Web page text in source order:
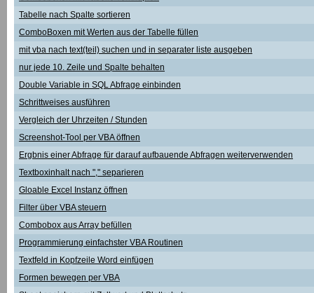
Tabelle nach Spalte sortieren
ComboBoxen mit Werten aus der Tabelle füllen
mit vba nach text(teil) suchen und in separater liste ausgeben
nur jede 10. Zeile und Spalte behalten
Double Variable in SQL Abfrage einbinden
Schrittweises ausführen
Vergleich der Uhrzeiten / Stunden
Screenshot-Tool per VBA öffnen
Ergbnis einer Abfrage für darauf aufbauende Abfragen weiterverwenden
Textboxinhalt nach "," separieren
Gloable Excel Instanz öffnen
Filter über VBA steuern
Combobox aus Array befüllen
Programmierung einfachster VBA Routinen
Textfeld in Kopfzeile Word einfügen
Formen bewegen per VBA